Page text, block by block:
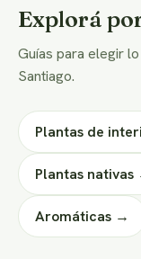
Explorá
Guías para elegir
Santiago.
Plantas de
Plantas nativas
Aromáticas →